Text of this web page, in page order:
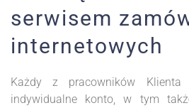
serwisem
internetowych
Każdy z pracowników
indywidualne konto, w tym